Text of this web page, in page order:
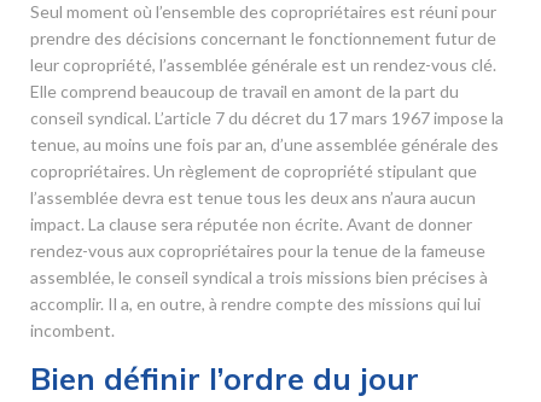
Seul moment où l’ensemble des copropriétaires est réuni pour
prendre des décisions concernant le fonctionnement futur de
leur copropriété, l’assemblée générale est un rendez-vous clé.
Elle comprend beaucoup de travail en amont de la part du
conseil syndical. L’article 7 du décret du 17 mars 1967 impose la
tenue, au moins une fois par an, d’une assemblée générale des
copropriétaires. Un règlement de copropriété stipulant que
l’assemblée devra est tenue tous les deux ans n’aura aucun
impact. La clause sera réputée non écrite. Avant de donner
rendez-vous aux copropriétaires pour la tenue de la fameuse
assemblée, le conseil syndical a trois missions bien précises à
accomplir. Il a, en outre, à rendre compte des missions qui lui
incombent.
Bien définir l’ordre du jour